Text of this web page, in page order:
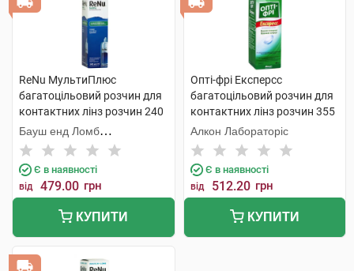
ReNu МультиПлюс
багатоцільовий розчин для
контактних лінз розчин 240
мл 1 флакон
Бауш енд Ломб
Інкорпорейтед
Є в наявності
від 479.00 грн
КУПИТИ
Опті-фрі Експерсс
багатоцільовий розчин для
контактних лінз розчин 355
мл 1 флакон
Алкон Лабораторіс
Є в наявності
від 512.20 грн
КУПИТИ